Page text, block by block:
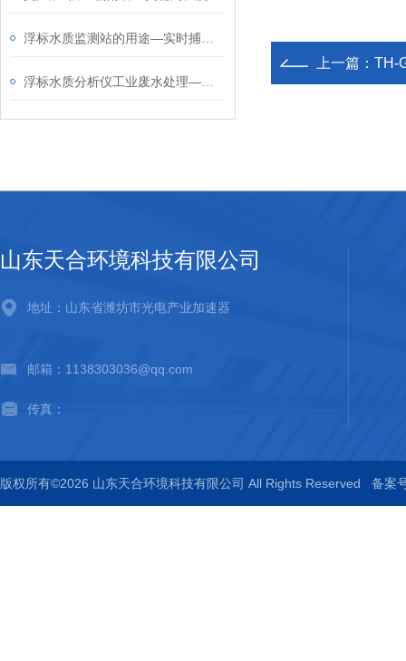
上一篇： TH-
山东天合环境科技有限公司
地址：山东省潍坊市光电产业加速器
邮箱：1138303036@qq.com
传真：
版权所有©2026 山东天合环境科技有限公司 All Rights Reserved 备案